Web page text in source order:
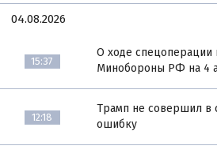
04.08.2026
15:37
О ходе спецоперации
Минобороны РФ на 4
12:18
Трамп не совершил в
ошибку